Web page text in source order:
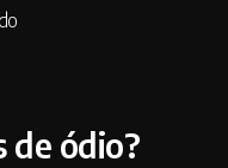
de ódio?